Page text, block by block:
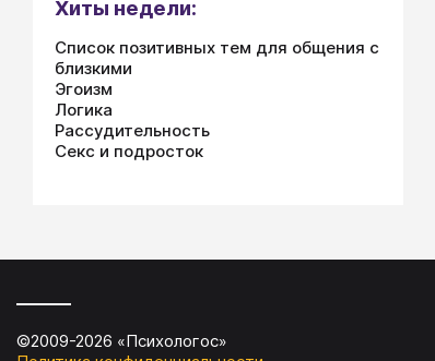
Хиты недели:
Список позитивных тем для общения с
близкими
Эгоизм
Логика
Рассудительность
Секс и подросток
©2009-2026 «Психологос»